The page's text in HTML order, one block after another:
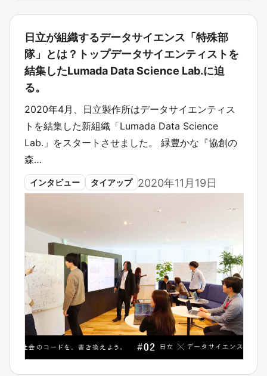
日立が組織するデータサイエンス「特殊部
隊」とは？トップデータサイエンティストを
結集したLumada Data Science Lab.に迫
る。
2020年4月、日立製作所はデータサイエンティス
トを結集した新組織「Lumada Data Science
Lab.」をスタートさせました。 緑豊かな『協創の
森…
インタビュー タイアップ 2020年11月19日